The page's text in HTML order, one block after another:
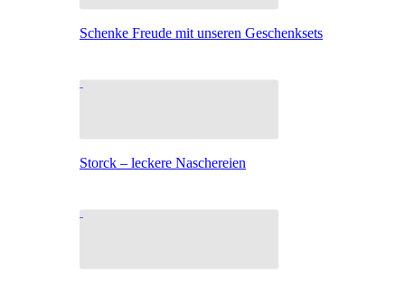
Schenke Freude mit unseren Geschenksets
Storck – leckere Naschereien